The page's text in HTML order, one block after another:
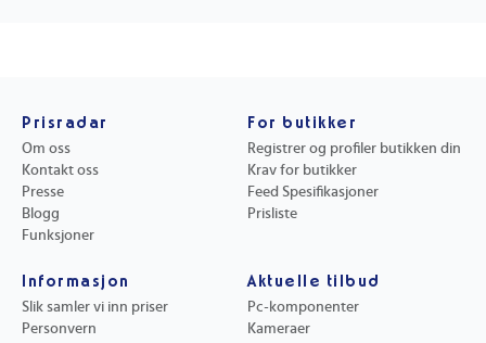
Prisradar
Om oss
Kontakt oss
Presse
Blogg
Funksjoner
For butikker
Registrer og profiler butikken din
Krav for butikker
Feed Spesifikasjoner
Prisliste
Informasjon
Slik samler vi inn priser
Personvern
Aktuelle tilbud
Pc-komponenter
Kameraer